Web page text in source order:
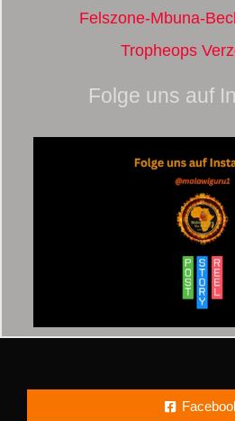
Felszone-Mbuna-
Tropheops
Folge uns auf